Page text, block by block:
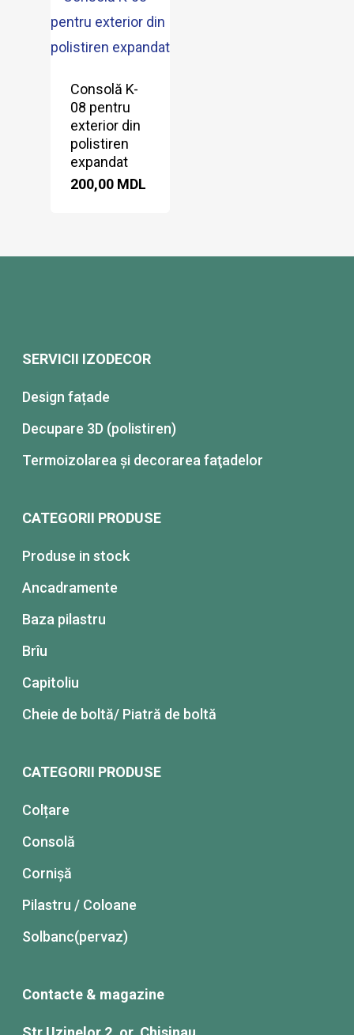
Consolă K-
08 pentru
exterior din
polistiren
expandat
200,00 MDL
SERVICII IZODECOR
Design fațade
Decupare 3D (polistiren)
Termoizolarea şi decorarea faţadelor
CATEGORII PRODUSE
Produse in stock
Ancadramente
Baza pilastru
Brîu
Capitoliu
Cheie de boltă/ Piatră de boltă
CATEGORII PRODUSE
Colțare
Consolă
Cornișă
Pilastru / Coloane
Solbanc(pervaz)
Contacte & magazine